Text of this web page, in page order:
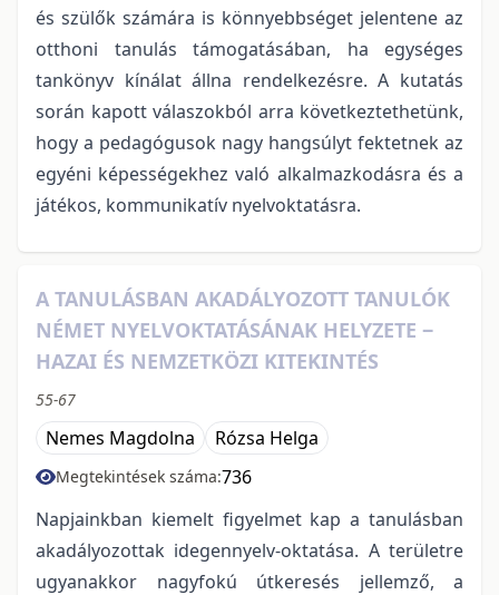
és szülők számára is könnyebbséget jelentene az
otthoni tanulás támogatásában, ha egységes
tankönyv kínálat állna rendelkezésre. A kutatás
során kapott válaszokból arra következtethetünk,
hogy a pedagógusok nagy hangsúlyt fektetnek az
egyéni képességekhez való alkalmazkodásra és a
játékos, kommunikatív nyelvoktatásra.
A TANULÁSBAN AKADÁLYOZOTT TANULÓK
NÉMET NYELVOKTATÁSÁNAK HELYZETE ‒
HAZAI ÉS NEMZETKÖZI KITEKINTÉS
55-67
Nemes Magdolna Rózsa Helga
Megtekintések száma:736
Napjainkban kiemelt figyelmet kap a tanulásban
akadályozottak idegennyelv-oktatása. A területre
ugyanakkor nagyfokú útkeresés jellemző, a